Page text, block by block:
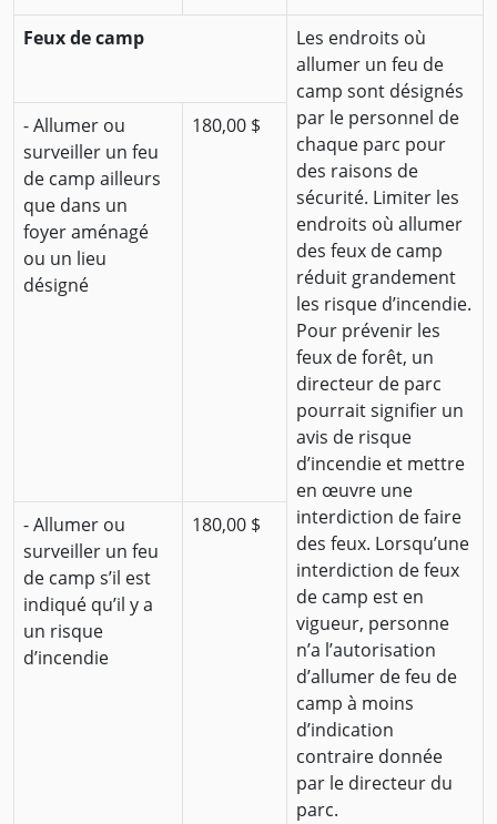
Feux de camp
Les endroits où
allumer un feu de
camp sont désignés
par le personnel de
chaque parc pour
des raisons de
sécurité. Limiter les
endroits où allumer
des feux de camp
réduit grandement
les risque d’incendie.
Pour prévenir les
feux de forêt, un
directeur de parc
pourrait signifier un
avis de risque
d’incendie et mettre
en œuvre une
interdiction de faire
des feux. Lorsqu’une
interdiction de feux
de camp est en
vigueur, personne
n’a l’autorisation
d’allumer de feu de
camp à moins
d’indication
contraire donnée
par le directeur du
parc.
- Allumer ou
surveiller un feu
de camp ailleurs
que dans un
foyer aménagé
ou un lieu
désigné
180,00 $
- Allumer ou
surveiller un feu
de camp s’il est
indiqué qu’il y a
un risque
d’incendie
180,00 $